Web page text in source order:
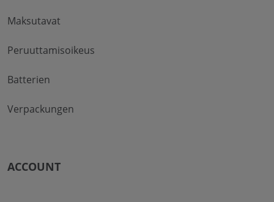
Maksutavat
Peruuttamisoikeus
Batterien
Verpackungen
ACCOUNT